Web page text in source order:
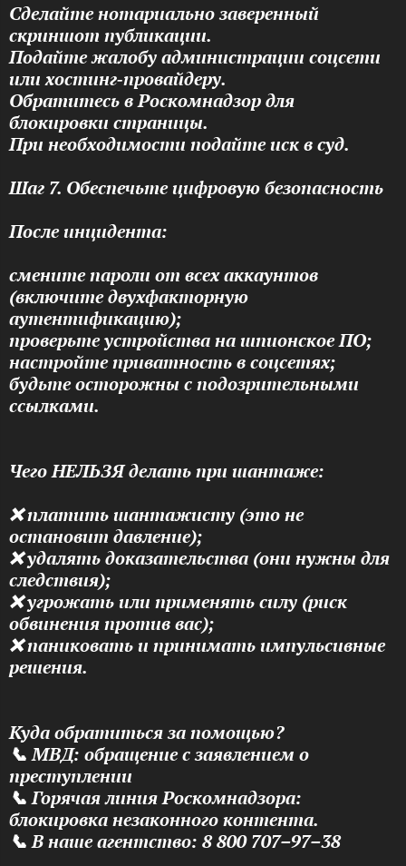
Сделайте нотариально заверенный
скриншот публикации.
Подайте жалобу администрации соцсети
или хостинг‑провайдеру.
Обратитесь в Роскомнадзор для
блокировки страницы.
При необходимости подайте иск в суд.
Шаг 7. Обеспечьте цифровую безопасность
После инцидента:
смените пароли от всех аккаунтов
(включите двухфакторную
аутентификацию);
проверьте устройства на шпионское ПО;
настройте приватность в соцсетях;
будьте осторожны с подозрительными
ссылками.
Чего НЕЛЬЗЯ делать при шантаже:
❌ платить шантажисту (это не
остановит давление);
❌ удалять доказательства (они нужны для
следствия);
❌ угрожать или применять силу (риск
обвинения против вас);
❌ паниковать и принимать импульсивные
решения.
Куда обратиться за помощью?
📞 МВД: обращение с заявлением о
преступлении
📞 Горячая линия Роскомнадзора:
блокировка незаконного контента.
📞 В наше агентство: 8 800 707–97–38